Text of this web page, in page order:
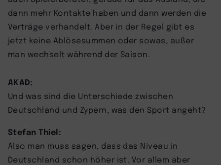
dann mehr Kontakte haben und dann werden die
Verträge verhandelt. Aber in der Regel gibt es
jetzt keine Ablösesummen oder sowas, außer
man wechselt während der Saison.
AKAD:
Und was sind die Unterschiede zwischen
Deutschland und Zypern, was den Sport angeht?
Stefan Thiel:
Also man muss sagen, dass das Niveau in
Deutschland schon höher ist. Vor allem aber